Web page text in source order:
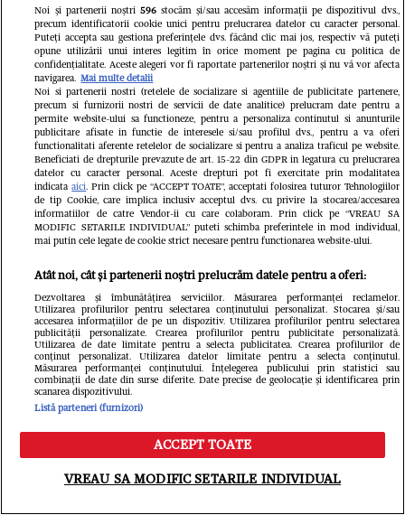
Libertatea
Meniu Caută
Noi și partenerii noștri 596stocăm și/sau accesăm informații pe dispozitivul dvs.,
precum identificatorii cookie unici pentru prelucrarea datelor cu caracter personal.
Puteți accepta sau gestiona preferințele dvs. făcând clic mai jos, respectiv vă puteți
opune utilizării unui interes legitim în orice moment pe pagina cu politica de
confidențialitate. Aceste alegeri vor fi raportate partenerilor noștri și nu vă vor afecta
navigarea. Mai multe detalii
Noi si partenerii nostri (retelele de socializare si agentiile de publicitate partenere,
precum si furnizorii nostri de servicii de date analitice) prelucram date pentru a
permite website-ului sa functioneze, pentru a personaliza continutul si anunturile
publicitare afisate in functie de interesele si/sau profilul dvs., pentru a va oferi
functionalitati aferente retelelor de socializare si pentru a analiza traficul pe website.
Beneficiati de drepturile prevazute de art. 15-22 din GDPR in legatura cu prelucrarea
datelor cu caracter personal. Aceste drepturi pot fi exercitate prin modalitatea
indicataaici. Prin click pe “ACCEPT TOATE”, acceptati folosirea tuturor Tehnologiilor
de tip Cookie, care implica inclusiv acceptul dvs. cu privire la stocarea/accesarea
informatiilor de catre Vendor-ii cu care colaboram. Prin click pe “VREAU SA
MODIFIC SETARILE INDIVIDUAL” puteti schimba preferintele in mod individual,
mai putin cele legate de cookie strict necesare pentru functionarea website-ului.
Atât noi, cât și partenerii noștri prelucrăm datele pentru a oferi:
Dezvoltarea și îmbunătățirea serviciilor. Măsurarea performanței reclamelor.
Utilizarea profilurilor pentru selectarea conținutului personalizat. Stocarea și/sau
accesarea informațiilor de pe un dispozitiv. Utilizarea profilurilor pentru selectarea
publicității personalizate. Crearea profilurilor pentru publicitate personalizată.
Utilizarea de date limitate pentru a selecta publicitatea. Crearea profilurilor de
conținut personalizat. Utilizarea datelor limitate pentru a selecta conținutul.
Măsurarea performanței conținutului. Înțelegerea publicului prin statistici sau
combinații de date din surse diferite. Date precise de geolocație și identificarea prin
scanarea dispozitivului.
Listă parteneri (furnizori)
ACCEPT TOATE
VREAU SA MODIFIC SETARILE INDIVIDUAL